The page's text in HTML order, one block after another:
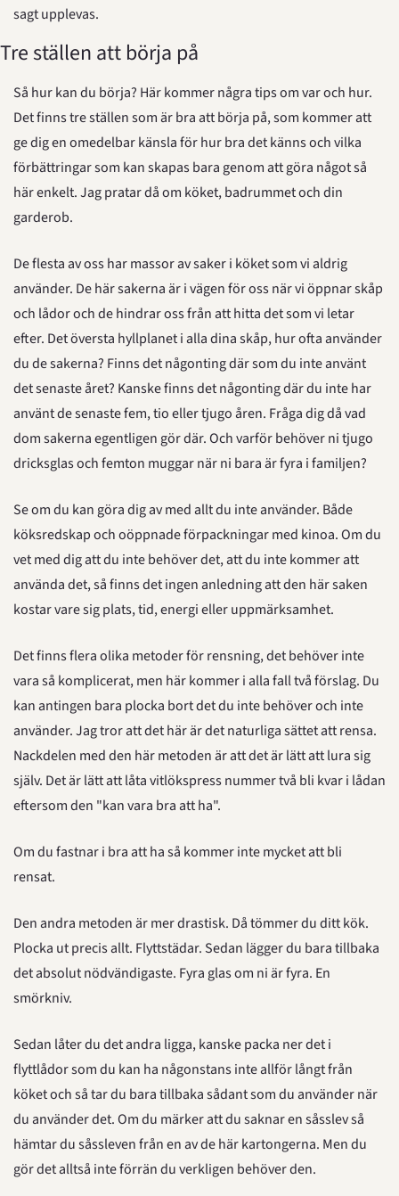
sagt upplevas.
Tre ställen att börja på
Så hur kan du börja? Här kommer några tips om var och hur.
Det finns tre ställen som är bra att börja på, som kommer att
ge dig en omedelbar känsla för hur bra det känns och vilka
förbättringar som kan skapas bara genom att göra något så
här enkelt. Jag pratar då om köket, badrummet och din
garderob.
De flesta av oss har massor av saker i köket som vi aldrig
använder. De här sakerna är i vägen för oss när vi öppnar skåp
och lådor och de hindrar oss från att hitta det som vi letar
efter. Det översta hyllplanet i alla dina skåp, hur ofta använder
du de sakerna? Finns det någonting där som du inte använt
det senaste året? Kanske finns det någonting där du inte har
använt de senaste fem, tio eller tjugo åren. Fråga dig då vad
dom sakerna egentligen gör där. Och varför behöver ni tjugo
dricksglas och femton muggar när ni bara är fyra i familjen?
Se om du kan göra dig av med allt du inte använder. Både
köksredskap och oöppnade förpackningar med kinoa. Om du
vet med dig att du inte behöver det, att du inte kommer att
använda det, så finns det ingen anledning att den här saken
kostar vare sig plats, tid, energi eller uppmärksamhet.
Det finns flera olika metoder för rensning, det behöver inte
vara så komplicerat, men här kommer i alla fall två förslag. Du
kan antingen bara plocka bort det du inte behöver och inte
använder. Jag tror att det här är det naturliga sättet att rensa.
Nackdelen med den här metoden är att det är lätt att lura sig
själv. Det är lätt att låta vitlökspress nummer två bli kvar i lådan
eftersom den "kan vara bra att ha".
Om du fastnar i bra att ha så kommer inte mycket att bli
rensat.
Den andra metoden är mer drastisk. Då tömmer du ditt kök.
Plocka ut precis allt. Flyttstädar. Sedan lägger du bara tillbaka
det absolut nödvändigaste. Fyra glas om ni är fyra. En
smörkniv.
Sedan låter du det andra ligga, kanske packa ner det i
flyttlådor som du kan ha någonstans inte allför långt från
köket och så tar du bara tillbaka sådant som du använder när
du använder det. Om du märker att du saknar en såsslev så
hämtar du såssleven från en av de här kartongerna. Men du
gör det alltså inte förrän du verkligen behöver den.